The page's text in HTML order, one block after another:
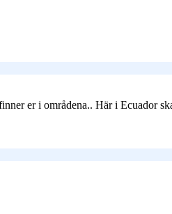
er i områdena.. Här i Ecuador